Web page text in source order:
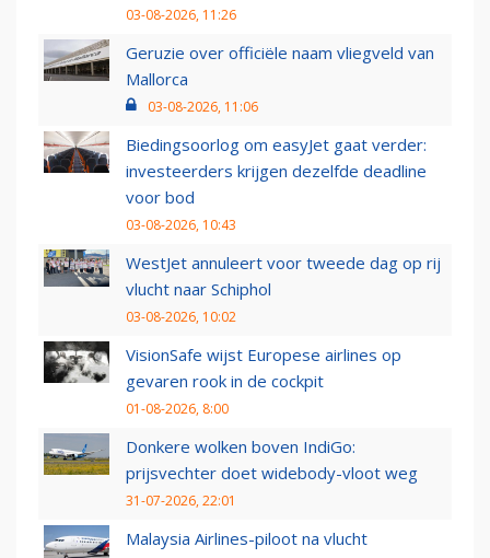
03-08-2026, 11:26
Geruzie over officiële naam vliegveld van
Mallorca
03-08-2026, 11:06
Biedingsoorlog om easyJet gaat verder:
investeerders krijgen dezelfde deadline
voor bod
03-08-2026, 10:43
WestJet annuleert voor tweede dag op rij
vlucht naar Schiphol
03-08-2026, 10:02
VisionSafe wijst Europese airlines op
gevaren rook in de cockpit
01-08-2026, 8:00
Donkere wolken boven IndiGo:
prijsvechter doet widebody-vloot weg
31-07-2026, 22:01
Malaysia Airlines-piloot na vlucht